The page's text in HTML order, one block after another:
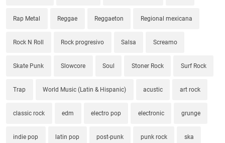
Rap Metal Reggae Reggaeton Regional mexicana
Rock N Roll Rock progresivo Salsa Screamo
Skate Punk Slowcore Soul Stoner Rock Surf Rock
Trap World Music (Latin & Hispanic) acustic art rock
classic rock edm electro pop electronic grunge
indie pop latin pop post-punk punk rock ska